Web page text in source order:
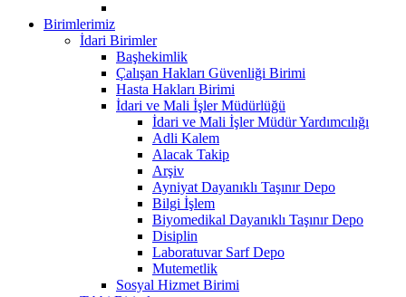
Birimlerimiz
İdari Birimler
Başhekimlik
Çalışan Hakları Güvenliği Birimi
Hasta Hakları Birimi
İdari ve Mali İşler Müdürlüğü
İdari ve Mali İşler Müdür Yardımcılığı
Adli Kalem
Alacak Takip
Arşiv
Ayniyat Dayanıklı Taşınır Depo
Bilgi İşlem
Biyomedikal Dayanıklı Taşınır Depo
Disiplin
Laboratuvar Sarf Depo
Mutemetlik
Sosyal Hizmet Birimi